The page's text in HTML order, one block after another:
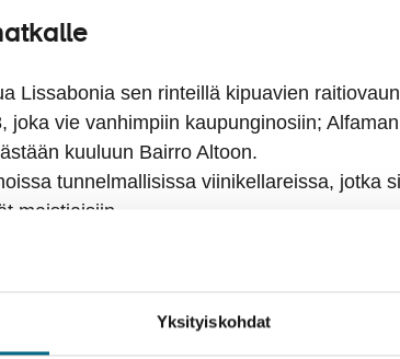
Yksityiskohdat
Lissabonia sen rinteillä kipuavien
joka vie vanhimpiin kaupunginosiin;
kuuluun Bairro Altoon.
tunnelmallisissa viinikellareissa, jotka
maistiaisiin.
idyllisistä maisemista